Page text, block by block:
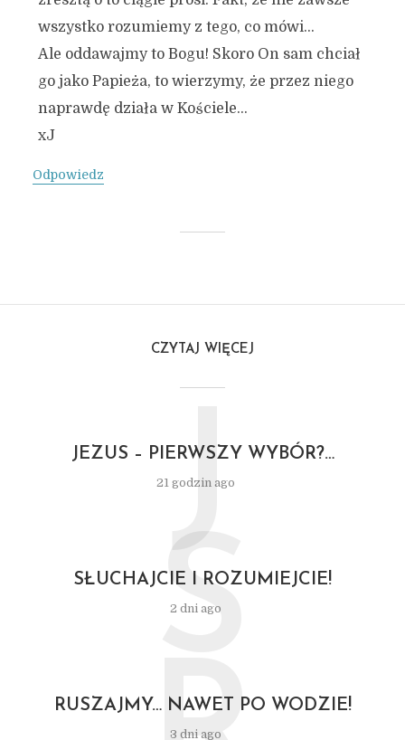
wszystko rozumiemy z tego, co mówi…
Ale oddawajmy to Bogu! Skoro On sam chciał
go jako Papieża, to wierzymy, że przez niego
naprawdę działa w Kościele…
xJ
Odpowiedz
CZYTAJ WIĘCEJ
JEZUS – PIERWSZY WYBÓR?…
21 godzin ago
J
SŁUCHAJCIE I ROZUMIEJCIE!
2 dni ago
S
RUSZAJMY… NAWET PO WODZIE!
3 dni ago